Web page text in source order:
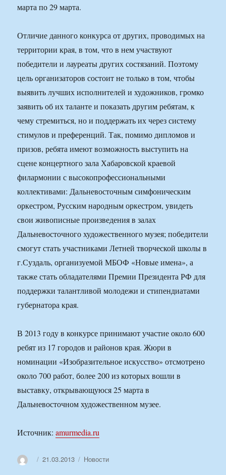
марта по 29 марта.
Отличие данного конкурса от других, проводимых на
территории края, в том, что в нем участвуют
победители и лауреаты других состязаний. Поэтому
цель организаторов состоит не только в том, чтобы
выявить лучших исполнителей и художников, громко
заявить об их таланте и показать другим ребятам, к
чему стремиться, но и поддержать их через систему
стимулов и преференций. Так, помимо дипломов и
призов, ребята имеют возможность выступить на
сцене концертного зала Хабаровской краевой
филармонии с высокопрофессиональными
коллективами: Дальневосточным симфоническим
оркестром, Русским народным оркестром, увидеть
свои живописные произведения в залах
Дальневосточного художественного музея; победители
смогут стать участниками Летней творческой школы в
г.Суздаль, организуемой МБОФ «Новые имена», а
также стать обладателями Премии Президента РФ для
поддержки талантливой молодежи и стипендиатами
губернатора края.
В 2013 году в конкурсе принимают участие около 600
ребят из 17 городов и районов края. Жюри в
номинации «Изобразительное искусство» отсмотрено
около 700 работ, более 200 из которых вошли в
выставку, открывающуюся 25 марта в
Дальневосточном художественном музее.
Источник:amurmedia.ru
АвторОпубликовано
21.03.2013 Рубрики
Новости